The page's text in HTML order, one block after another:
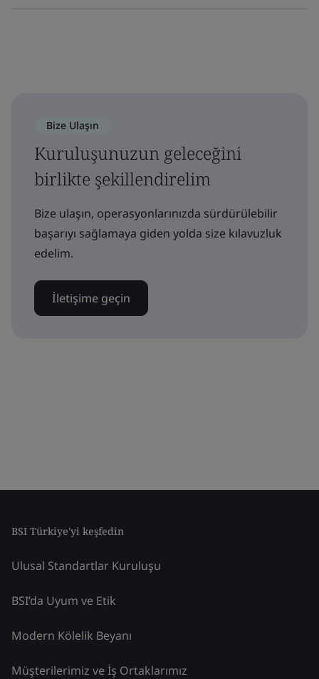
Bize Ulaşın
Kuruluşunuzun geleceğini
birlikte şekillendirelim
Bize ulaşın, operasyonlarınızda sürdürülebilir
başarıyı sağlamaya giden yolda size kılavuzluk
edelim.
İletişime geçin
BSI Türkiye'yi keşfedin
Ulusal Standartlar Kuruluşu
BSI’da Uyum ve Etik
Modern Kölelik Beyanı
Müşterilerimiz ve İş Ortaklarımız